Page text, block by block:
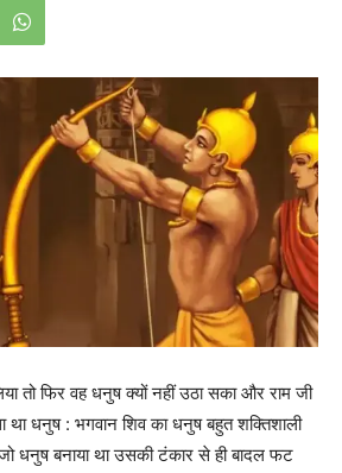
तो फिर वह धनुष क्यों नहीं उठा सका और राम जी
था धनुष : भगवान शिव का धनुष बहुत शक्तिशाली
धनुष बनाया था उसकी टंकार से ही बादल फट